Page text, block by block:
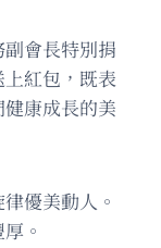
會長特別捐
紅包，既表
康成長的美
優美動人。
。